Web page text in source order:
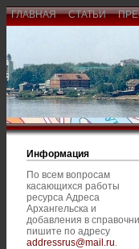
ГЛАВНАЯ СТАТЬИ
Информация
По всем вопросам
касающихся работы
ресурса Адреса
Архангельска и
добавления в
пишите по адресу
addressrus@mail.ru.